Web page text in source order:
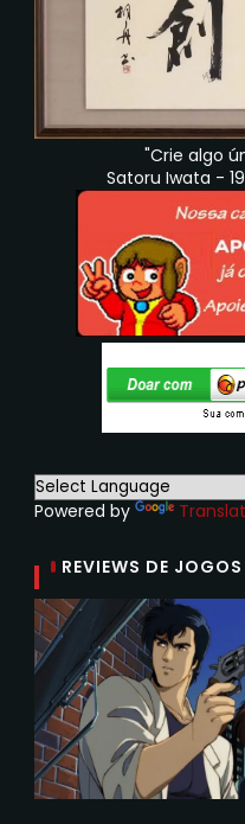
"Crie algo
Satoru Iwata -
Powered by
REVIEWS DE JOGOS